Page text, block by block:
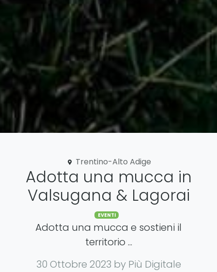
Trentino-Alto Adige
Adotta una mucca in
Valsugana & Lagorai
Categories
EVENTI
Adotta una mucca e sostieni il
territorio ...
30 Ottobre 2023 by Più Digitale